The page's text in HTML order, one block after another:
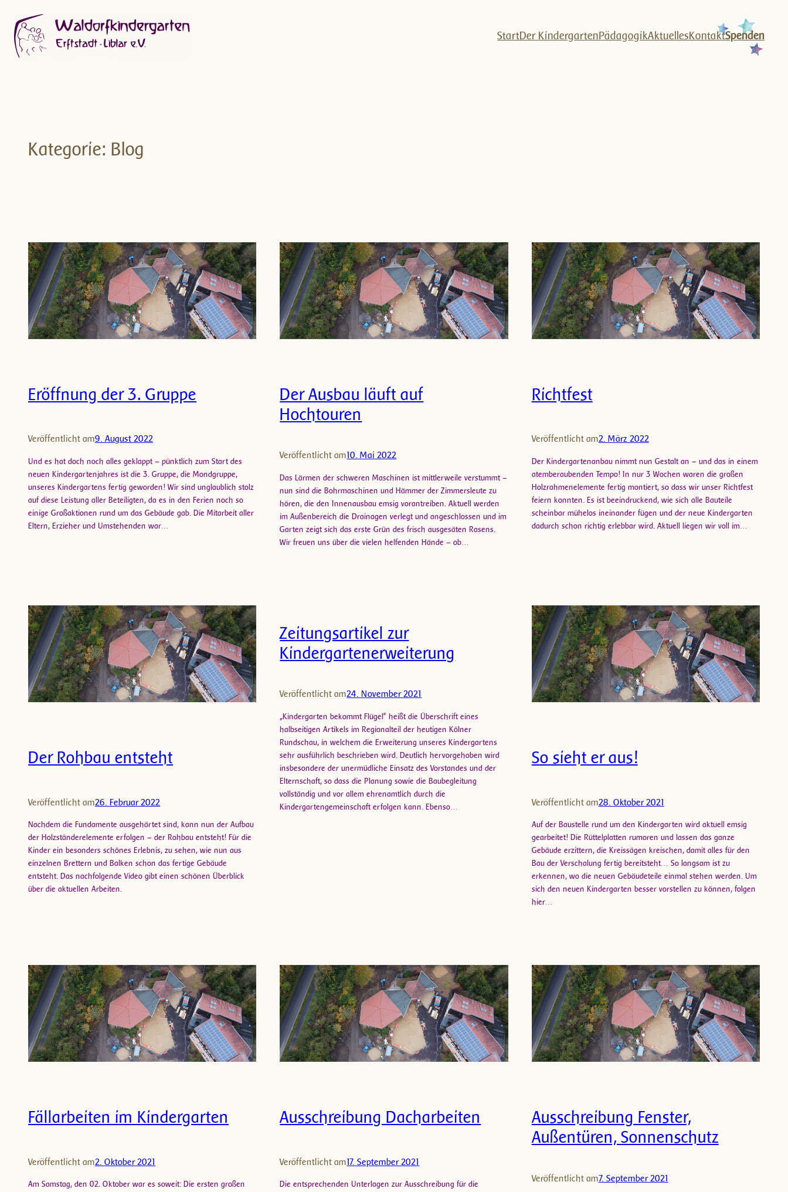
Inhalt
springen
StartDer KindergartenPädagogikAktuellesKontaktSpenden
Kategorie: Blog
Eröffnung der 3. Gruppe
Veröffentlicht am9. August 2022
Und es hat doch noch alles geklappt – pünktlich zum Start des
neuen Kindergartenjahres ist die 3. Gruppe, die Mondgruppe,
unseres Kindergartens fertig geworden! Wir sind unglaublich stolz
auf diese Leistung aller Beteiligten, da es in den Ferien noch so
einige Großaktionen rund um das Gebäude gab. Die Mitarbeit aller
Eltern, Erzieher und Umstehenden war…
Der Ausbau läuft auf
Hochtouren
Veröffentlicht am10. Mai 2022
Das Lärmen der schweren Maschinen ist mittlerweile verstummt –
nun sind die Bohrmaschinen und Hämmer der Zimmersleute zu
hören, die den Innenausbau emsig vorantreiben. Aktuell werden
im Außenbereich die Drainagen verlegt und angeschlossen und im
Garten zeigt sich das erste Grün des frisch ausgesäten Rasens.
Wir freuen uns über die vielen helfenden Hände – ob…
Richtfest
Veröffentlicht am2. März 2022
Der Kindergartenanbau nimmt nun Gestalt an – und das in einem
atemberaubenden Tempo! In nur 3 Wochen waren die großen
Holzrahmenelemente fertig montiert, so dass wir unser Richtfest
feiern konnten. Es ist beeindruckend, wie sich alle Bauteile
scheinbar mühelos ineinander fügen und der neue Kindergarten
dadurch schon richtig erlebbar wird. Aktuell liegen wir voll im…
Der Rohbau entsteht
Veröffentlicht am26. Februar 2022
Nachdem die Fundamente ausgehärtet sind, kann nun der Aufbau
der Holzständerelemente erfolgen – der Rohbau entsteht! Für die
Kinder ein besonders schönes Erlebnis, zu sehen, wie nun aus
einzelnen Brettern und Balken schon das fertige Gebäude
entsteht. Das nachfolgende Video gibt einen schönen Überblick
über die aktuellen Arbeiten.
Zeitungsartikel zur
Kindergartenerweiterung
Veröffentlicht am24. November 2021
„Kindergarten bekommt Flügel“ heißt die Überschrift eines
halbseitigen Artikels im Regionalteil der heutigen Kölner
Rundschau, in welchem die Erweiterung unseres Kindergartens
sehr ausführlich beschrieben wird. Deutlich hervorgehoben wird
insbesondere der unermüdliche Einsatz des Vorstandes und der
Elternschaft, so dass die Planung sowie die Baubegleitung
vollständig und vor allem ehrenamtlich durch die
Kindergartengemeinschaft erfolgen kann. Ebenso…
So sieht er aus!
Veröffentlicht am28. Oktober 2021
Auf der Baustelle rund um den Kindergarten wird aktuell emsig
gearbeitet! Die Rüttelplatten rumoren und lassen das ganze
Gebäude erzittern, die Kreissägen kreischen, damit alles für den
Bau der Verschalung fertig bereitsteht… So langsam ist zu
erkennen, wo die neuen Gebäudeteile einmal stehen werden. Um
sich den neuen Kindergarten besser vorstellen zu können, folgen
hier…
Fällarbeiten im Kindergarten
Veröffentlicht am2. Oktober 2021
Am Samstag, den 02. Oktober war es soweit: Die ersten großen
Ausschreibung Dacharbeiten
Veröffentlicht am17. September 2021
Die entsprechenden Unterlagen zur Ausschreibung für die
Ausschreibung Fenster,
Außentüren, Sonnenschutz
Veröffentlicht am7. September 2021